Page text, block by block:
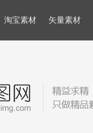
淘宝素材 矢量素材